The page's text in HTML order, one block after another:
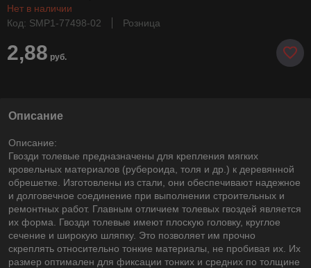
Нет в наличии
Код: SMP1-77498-02
Розница
2,88 руб.
Описание
Описание:
Гвозди толевые предназначены для крепления мягких
кровельных материалов (рубероида, толя и др.) к деревянной
обрешетке. Изготовлены из стали, они обеспечивают надежное
и долговечное соединение при выполнении строительных и
ремонтных работ. Главным отличием толевых гвоздей является
их форма. Гвозди толевые имеют плоскую головку, круглое
сечение и широкую шляпку. Это позволяет им прочно
скреплять относительно тонкие материалы, не пробивая их. Их
размер оптимален для фиксации тонких и средних по толщине